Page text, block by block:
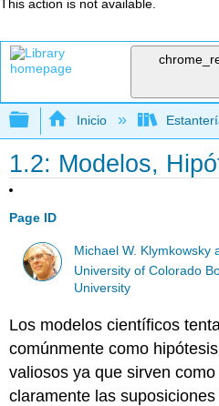
This action is not available.
Expandir/contraer
Inicio
1.2: Modelos,
Page ID
Michael W. Klymkowsky
University of Colorado
University
Los modelos científicos
comúnmente como
valiosos ya que sirven
claramente las